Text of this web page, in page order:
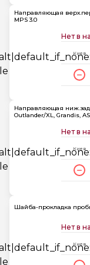
Направляющая
MPS 3.0
Нет в
Киев
Направляющая ниж.задн.
Outlander/XL, Grandis,
Нет в
Киев
Шайба-прокладка
Нет в
Киев